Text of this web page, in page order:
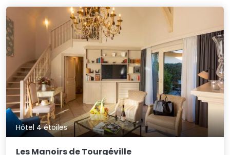
Hôtel 4 étoiles
Les Manoirs de Tourgéville